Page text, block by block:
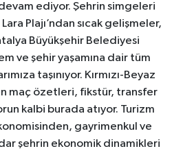
ediyor. Şehrin simgeleri
Plajı’ndan sıcak gelişmeler,
Büyükşehir Belediyesi
ve şehir yaşamına dair tüm
taşınıyor. Kırmızı-Beyaz
maç özetleri, fikstür, transfer
kalbi burada atıyor. Turizm
gayrimenkul ve
şehrin ekonomik dinamikleri